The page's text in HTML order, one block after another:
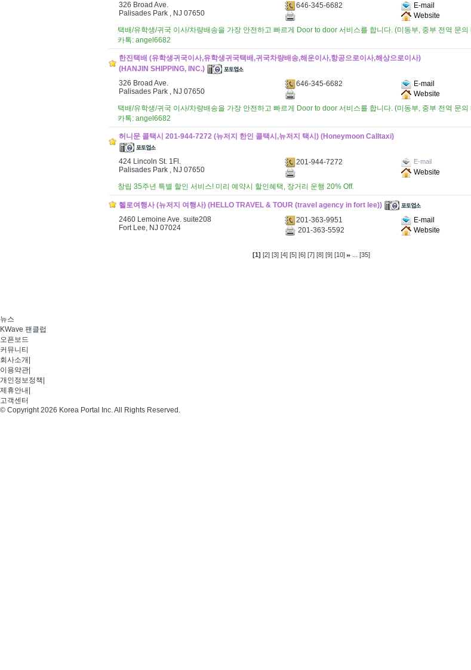
326 Broad Ave.
Palisades Park , NJ 07650
646-345-6682
E-mail
Website
택배/유학생/귀국 이사/차량배송을 가장 안전하고 빠르게 Door to door 서비스를 합니다. (미동부, 중부 전역 문의
카톡: angel6682
한진택배 (유학생귀국이사,유학생귀국택배,귀국차량배송,해운이사,항공으로이사,해상으로이사)
(HANJIN SHIPPING, INC.)
326 Broad Ave.
Palisades Park , NJ 07650
646-345-6682
E-mail
Website
택배/유학생/귀국 이사/차량배송을 가장 안전하고 빠르게 Door to door 서비스를 합니다. (미동부, 중부 전역 문의
카톡: angel6682
허니문 콜택시 201-944-7272 (뉴저지 한인 콜택시,뉴저지 택시) (Honeymoon Calltaxi)
424 Lincoln St. 1Fl.
Palisades Park , NJ 07650
201-944-7272 E-mail
Website
창립 35주년 특별 할인 서비스! 미리 예약시 할인혜택, 장거리 운행 20% Off.
헬로여행사 (뉴저지 여행사) (HELLO TRAVEL & TOUR (travel agency in fort lee))
2460 Lemoine Ave. suite208
Fort Lee, NJ 07024
201-363-9951
E-mail
201-363-5592
Website
[1] [2] [3] [4] [5] [6] [7] [8] [9] [10] ... [35]
뉴스
KWave 팬클럽
오픈보드
커뮤니티
회사소개
이용약관
개인정보정책
제휴안내
고객센터
© Copyright 2026 Korea Portal Inc. All Rights Reserved.